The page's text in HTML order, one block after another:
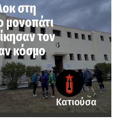
στη
μονοπάτι
τον
κόσμο
Κατιούσα